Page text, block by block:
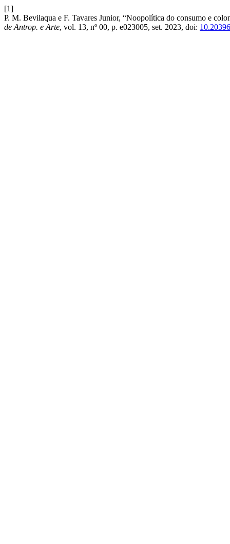
[1]
P. M. Bevilaqua e F. Tavares Junior, “Noopolítica do consumo e
de Antrop. e Arte, vol. 13, nº 00, p. e023005, set. 2023, doi: